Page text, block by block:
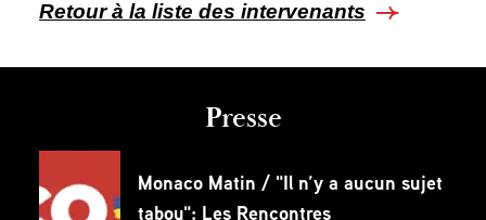
Retour à la liste des intervenants
Presse
Monaco Matin / "Il n’y a aucun sujet
tabou": Les Rencontres